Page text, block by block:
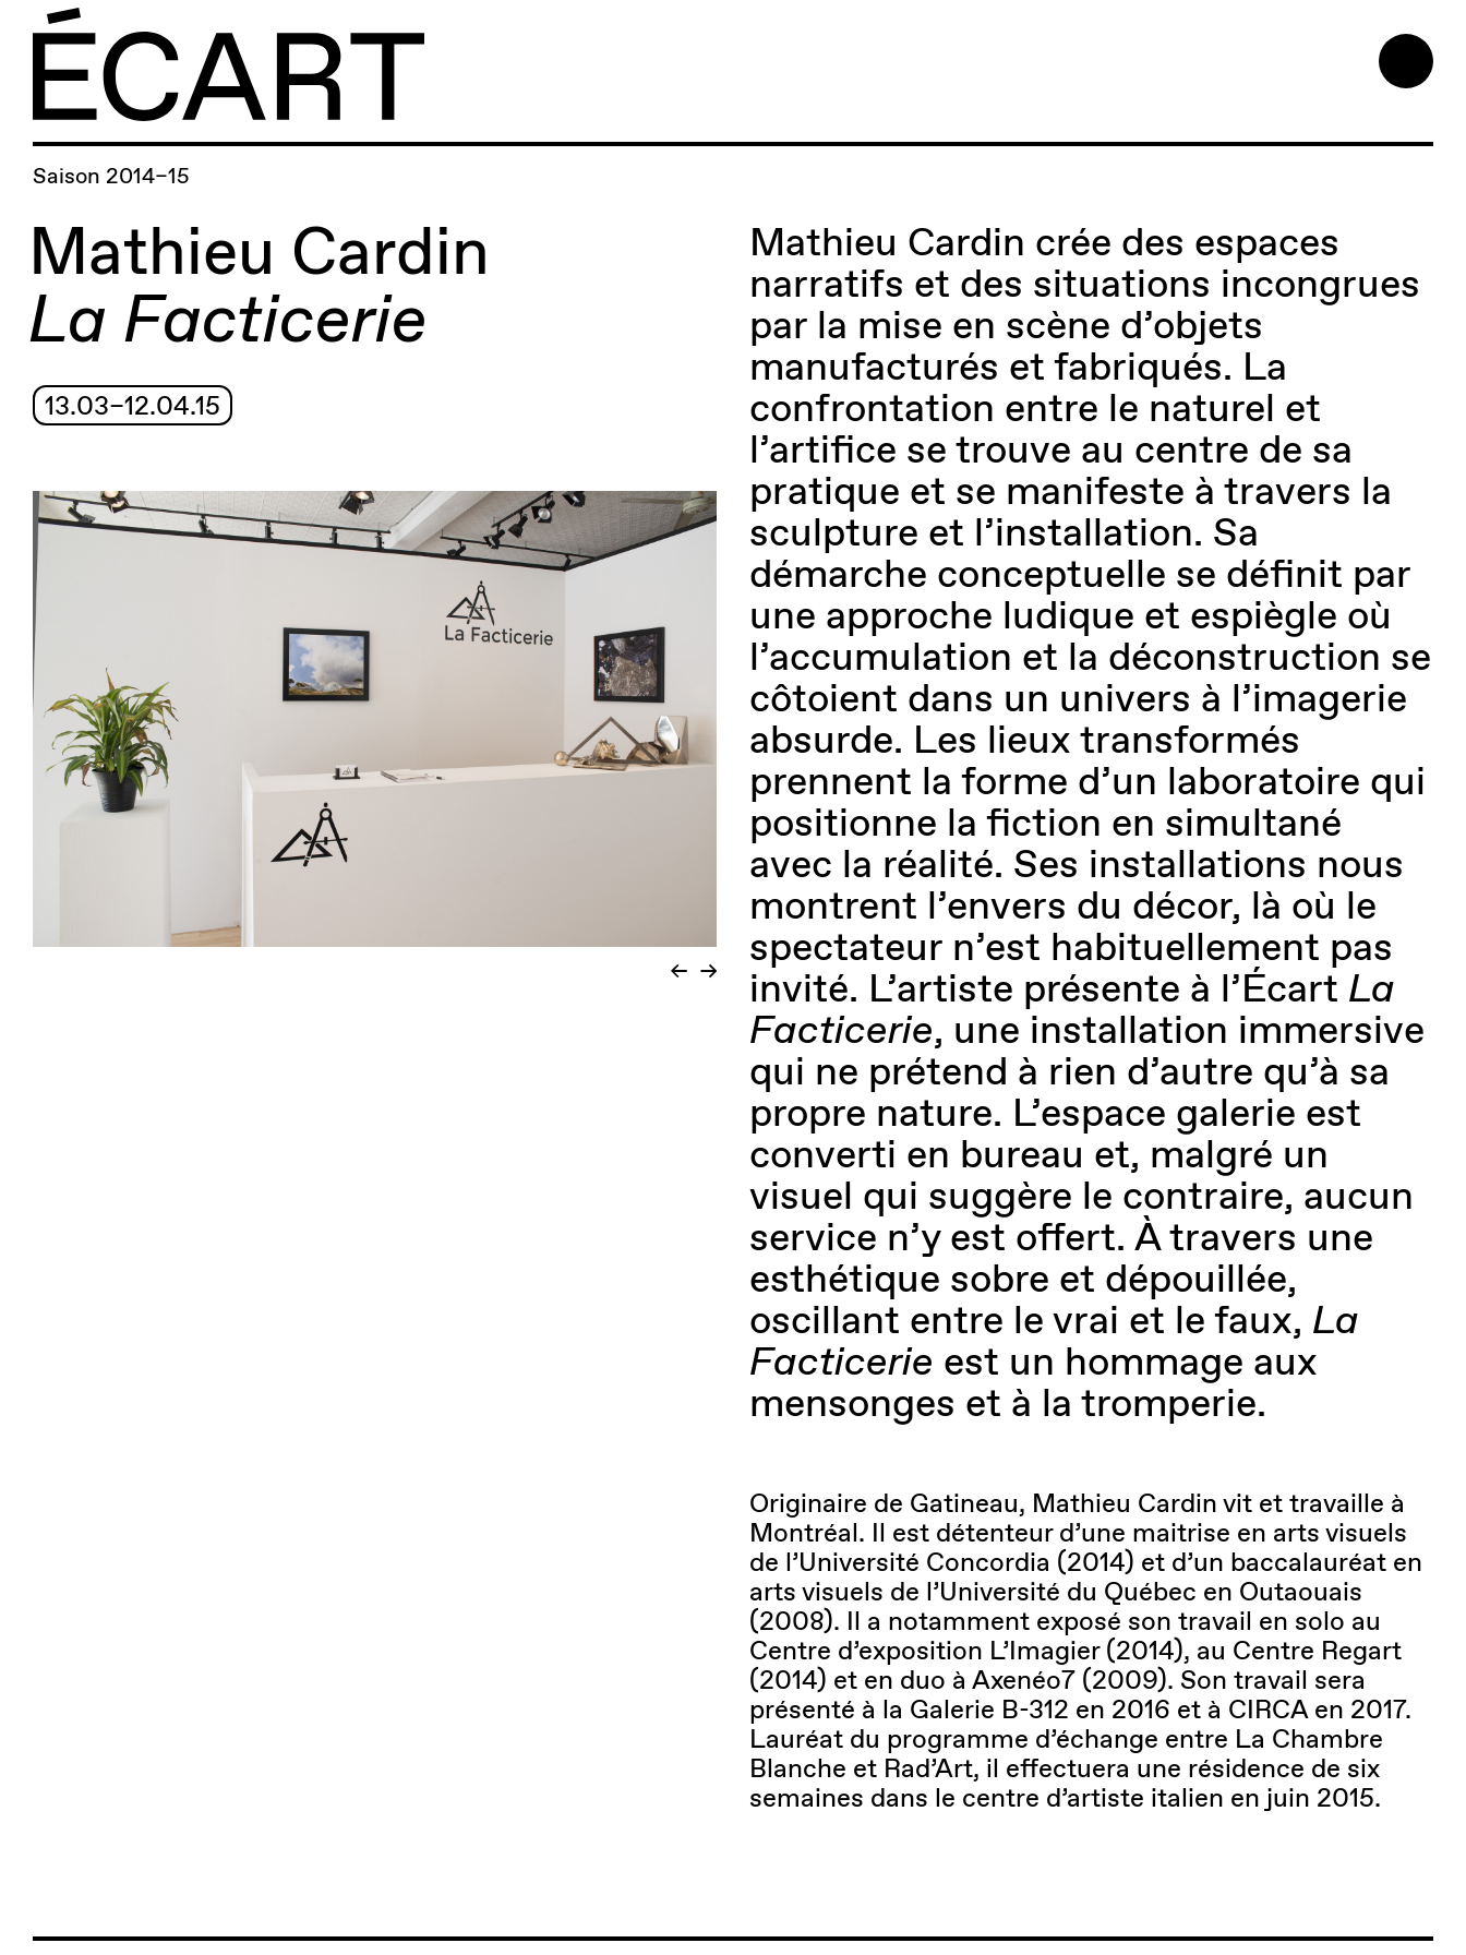
Saison 2014–15
Mathieu Cardin
La Facticerie
13.03–12.04.15
Mathieu Cardin crée des espaces
narratifs et des situations incongrues
par la mise en scène d’objets
manufacturés et fabriqués. La
confrontation entre le naturel et
l’artifice se trouve au centre de sa
pratique et se manifeste à travers la
sculpture et l’installation. Sa
démarche conceptuelle se définit par
une approche ludique et espiègle où
l’accumulation et la déconstruction se
côtoient dans un univers à l’imagerie
absurde. Les lieux transformés
prennent la forme d’un laboratoire qui
positionne la fiction en simultané
avec la réalité. Ses installations nous
montrent l’envers du décor, là où le
spectateur n’est habituellement pas
invité. L’artiste présente à l’Écart La
Facticerie, une installation immersive
qui ne prétend à rien d’autre qu’à sa
propre nature. L’espace galerie est
converti en bureau et, malgré un
visuel qui suggère le contraire, aucun
service n’y est offert. À travers une
esthétique sobre et dépouillée,
oscillant entre le vrai et le faux, La
Facticerie est un hommage aux
mensonges et à la tromperie.
Originaire de Gatineau, Mathieu Cardin vit et travaille à
Montréal. Il est détenteur d’une maitrise en arts visuels
de l’Université Concordia (2014) et d’un baccalauréat en
arts visuels de l’Université du Québec en Outaouais
(2008). Il a notamment exposé son travail en solo au
Centre d’exposition L’Imagier (2014), au Centre Regart
(2014) et en duo à Axenéo7 (2009). Son travail sera
présenté à la Galerie B-312 en 2016 et à CIRCA en 2017.
Lauréat du programme d’échange entre La Chambre
Blanche et Rad’Art, il effectuera une résidence de six
semaines dans le centre d’artiste italien en juin 2015.